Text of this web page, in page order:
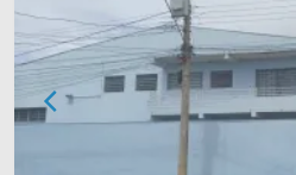
com banheiros; 02
02 vaga de garagem rotativas; *Não
permuta. Entre em contato com a nossa equipe
de vendas e agende a sua
Telefone Arbix: (19) 3475-4546 ARBIX